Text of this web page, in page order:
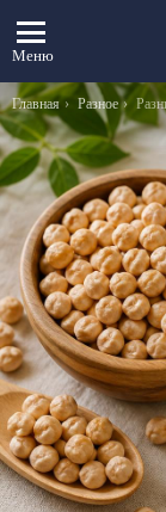
Меню
Вы здесь:
Главная Разное Разница